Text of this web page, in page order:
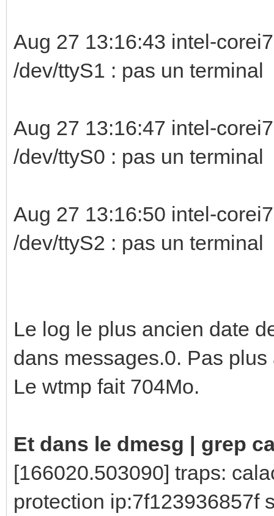
Aug 27 13:16:43 intel-
/dev/ttyS1 :
Aug 27 13:16:47 intel-
/dev/ttyS0 :
Aug 27 13:16:50 intel-
/dev/ttyS2 :
Le log le plus ancien date
dans messages.0. Pas
Le wtmp fait 704Mo.
Et dans le dmesg | grep
[166020.503090] traps:
protection ip:7f123936857f